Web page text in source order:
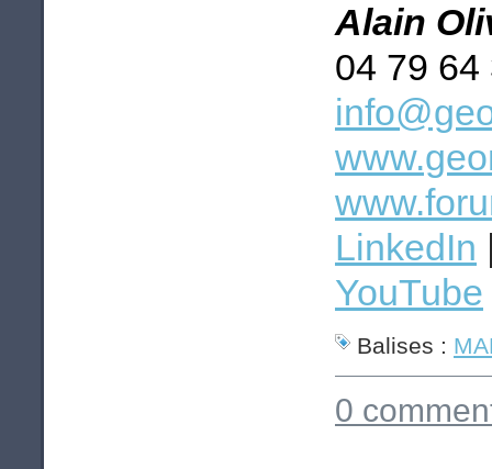
Alain
04 79 64
LinkedIn
YouTube
Balises :
0